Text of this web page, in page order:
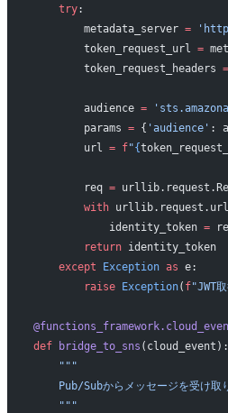
    try
:
        metadata_server
=
        token_request_url
=
        token_request_headers
=
        audience
=
        params
= { 'audience' :
        url
= f"{
        req
=
        with
            identity_token
=
        return
identity_token
    except
Exception as e:
        raise
Exception( f"JWT
def bridge_to_sns (cloud_event):
    """
Pub/Subからメッセージを受け取
    """